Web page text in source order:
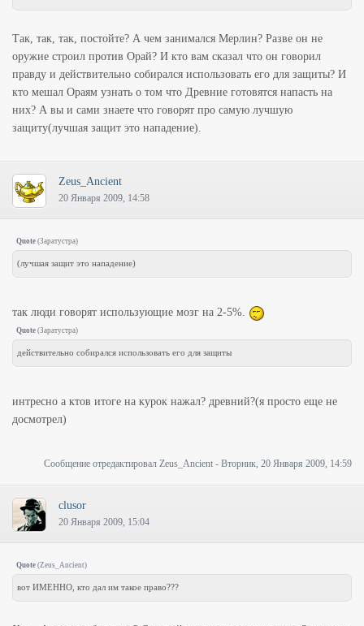
Так, так, так, постойте? А чем занимался Мерлин? Разве он не
оружие строил против Орай? И кто вам сказал что он говорил
правду и действительно собирался использовать его для защиты? И
кто мешал Ораям узнать о том что Древние готовятся напасть на
них? А вы и сами знаете что говорят про самую лучшую
защиту(лучшая защит это нападение).
Zeus_Ancient
20 Января 2009, 14:58
Quote (Заратустра)
(лучшая защит это нападение)
так люди говорят использующие мозг на 2-5%.
Quote (Заратустра)
действительно собирался использовать его для защиты
интресно а ктов итоге на курок нажал? древний?(я просто еще не
досмотрел)
Сообщение отредактировал Zeus_Ancient - Вторник, 20 Января 2009, 14:59
clusor
20 Января 2009, 15:04
Quote (Zeus_Ancient)
вот ИМЕННО, кто дал им такое право???